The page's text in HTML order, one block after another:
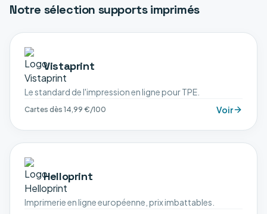
Notre sélection supports imprimés
Vistaprint
Le standard de l'impression en ligne pour TPE.
Cartes dès 14,99 €/100 Voir
Helloprint
Imprimerie en ligne européenne, prix imbattables.